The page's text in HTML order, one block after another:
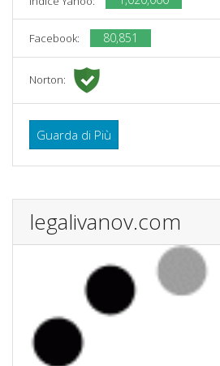
Facebook: 80,851
Norton:
Guarda di Più
legalivanov.com